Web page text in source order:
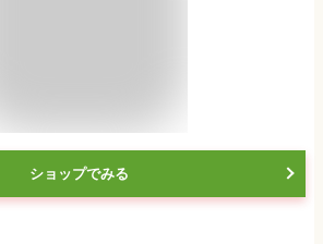
ショップでみる